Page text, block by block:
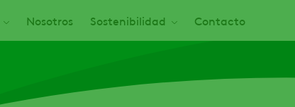
Nosotros Sostenibilidad Contacto